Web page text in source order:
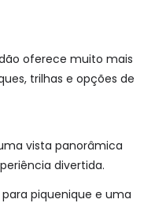
oferece muito mais
trilhas e opções de
vista panorâmica
divertida.
piquenique e uma